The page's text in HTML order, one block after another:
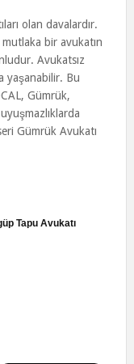
olan davalardır.
bir avukatın
Avukatsız
yaşanabilir. Bu
Gümrük,
Gümrük Avukatı
Tapu Avukatı